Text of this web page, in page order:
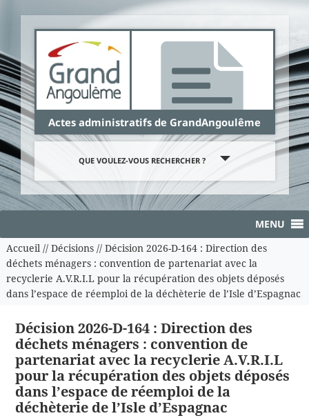
Actes administratifs de GrandAngoulême
QUE VOULEZ-VOUS RECHERCHER ?
MENU
Accueil// Décisions// Décision 2026-D-164 : Direction des
déchets ménagers : convention de partenariat avec la
recyclerie A.V.R.I.L pour la récupération des objets déposés
dans l’espace de réemploi de la déchèterie de l’Isle d’Espagnac
Décision 2026-D-164 : Direction des
déchets ménagers : convention de
partenariat avec la recyclerie A.V.R.I.L
pour la récupération des objets déposés
dans l’espace de réemploi de la
déchèterie de l’Isle d’Espagnac
Panneau de gestion des cookies